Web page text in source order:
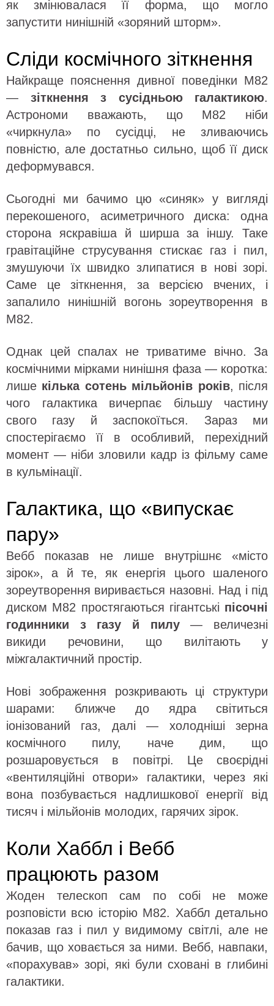
як змінювалася її форма, що могло
запустити нинішній «зоряний шторм».
Сліди космічного зіткнення
Найкраще пояснення дивної поведінки M82
— зіткнення з сусідньою галактикою.
Астрономи вважають, що M82 ніби
«чиркнула» по сусідці, не зливаючись
повністю, але достатньо сильно, щоб її диск
деформувався.
Сьогодні ми бачимо цю «синяк» у вигляді
перекошеного, асиметричного диска: одна
сторона яскравіша й ширша за іншу. Таке
гравітаційне струсування стискає газ і пил,
змушуючи їх швидко злипатися в нові зорі.
Саме це зіткнення, за версією вчених, і
запалило нинішній вогонь зореутворення в
M82.
Однак цей спалах не триватиме вічно. За
космічними мірками нинішня фаза — коротка:
лише кілька сотень мільйонів років, після
чого галактика вичерпає більшу частину
свого газу й заспокоїться. Зараз ми
спостерігаємо її в особливий, перехідний
момент — ніби зловили кадр із фільму саме
в кульмінації.
Галактика, що «випускає
пару»
Вебб показав не лише внутрішнє «місто
зірок», а й те, як енергія цього шаленого
зореутворення виривається назовні. Над і під
диском M82 простягаються гігантські пісочні
годинники з газу й пилу— величезні
викиди речовини, що вилітають у
міжгалактичний простір.
Нові зображення розкривають ці структури
шарами: ближче до ядра світиться
іонізований газ, далі — холодніші зерна
космічного пилу, наче дим, що
розшаровується в повітрі. Це своєрідні
«вентиляційні отвори» галактики, через які
вона позбувається надлишкової енергії від
тисяч і мільйонів молодих, гарячих зірок.
Коли Хаббл і Вебб
працюють разом
Жоден телескоп сам по собі не може
розповісти всю історію M82. Хаббл детально
показав газ і пил у видимому світлі, але не
бачив, що ховається за ними. Вебб, навпаки,
«порахував» зорі, які були сховані в глибині
галактики.